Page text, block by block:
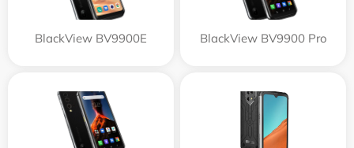
BlackView BV9900E BlackView BV9900 Pro